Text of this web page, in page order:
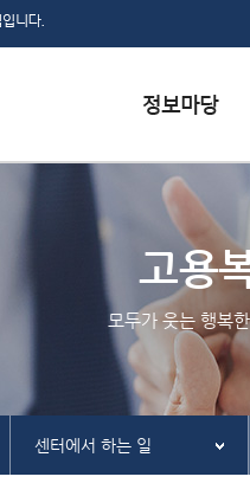
서식자료실
채용정보
인재정보
관련사이트
고용
모두가 웃는 행복
센터에서 하는 일